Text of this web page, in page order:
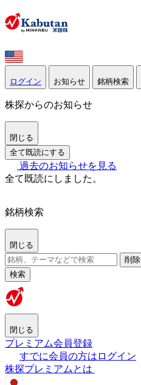
ログイン お知らせ 銘柄検索
株探からのお知らせ
閉じる
全て既読にする
過去のお知らせを見る
全て既読にしました。
銘柄検索
閉じる
削除
検索
閉じる
プレミアム会員登録
すでに会員の方はログイン
株探プレミアムとは